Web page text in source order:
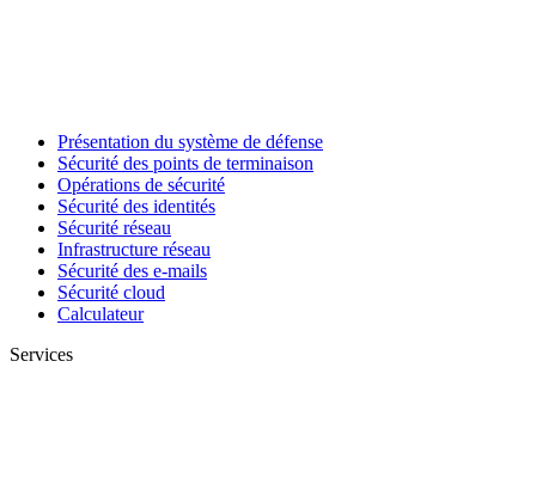
Présentation du système de défense
Sécurité des points de terminaison
Opérations de sécurité
Sécurité des identités
Sécurité réseau
Infrastructure réseau
Sécurité des e-mails
Sécurité cloud
Calculateur
Services